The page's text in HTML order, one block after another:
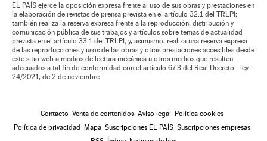
EL PAÍS ejerce la oposición expresa frente al uso de sus obras y prestaciones en
la elaboración de revistas de prensa prevista en el artículo 32.1 del TRLPI;
también realiza la reserva expresa frente a la reproducción, distribución y
comunicación pública de sus trabajos y artículos sobre temas de actualidad
prevista en el artículo 33.1 del TRLPI; y, asimismo, realiza una reserva expresa
de las reproducciones y usos de las obras y otras prestaciones accesibles desde
este sitio web a medios de lectura mecánica u otros medios que resulten
adecuados a tal fin de conformidad con el artículo 67.3 del Real Decreto - ley
24/2021, de 2 de noviembre
Contacto Venta de contenidos Aviso legal Política cookies
Política de privacidad Mapa Suscripciones EL PAÍS Suscripciones empresas